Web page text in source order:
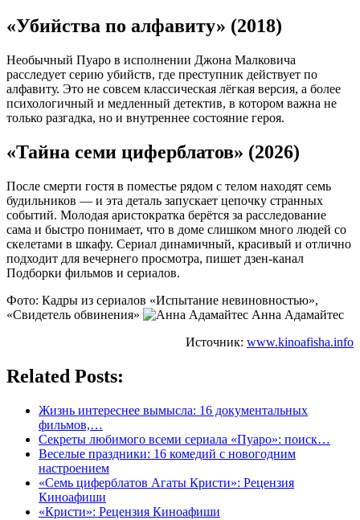
«Убийства по алфавиту» (2018)
Необычный Пуаро в исполнении Джона Малковича
расследует серию убийств, где преступник действует по
алфавиту. Это не совсем классическая лёгкая версия, а более
психологичный и медленный детектив, в котором важна не
только разгадка, но и внутреннее состояние героя.
«Тайна семи циферблатов» (2026)
После смерти гостя в поместье рядом с телом находят семь
будильников — и эта деталь запускает цепочку странных
событий. Молодая аристократка берётся за расследование
сама и быстро понимает, что в доме слишком много людей со
скелетами в шкафу. Сериал динамичный, красивый и отлично
подходит для вечернего просмотра, пишет дзен-канал
Подборки фильмов и сериалов.
Фото: Кадры из сериалов «Испытание невиновностью»,
«Свидетель обвинения»
Анна Адамайтес
Источник: www.kinoafisha.info
Related Posts:
Жизнь интереснее вымысла: 16 документальных
фильмов,…
Секреты любимого всеми сериала «Пуаро»: поиск…
Веселые праздники: 16 комедий с новогодним
настроением
«Семь циферблатов Агаты Кристи»: Рецензия
Киноафиши
«Кристи»: Рецензия Киноафиши